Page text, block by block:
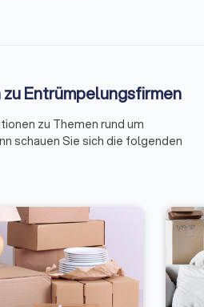
Entrümpelungsfirmen
zu Themen rund um
schauen Sie sich die folgenden